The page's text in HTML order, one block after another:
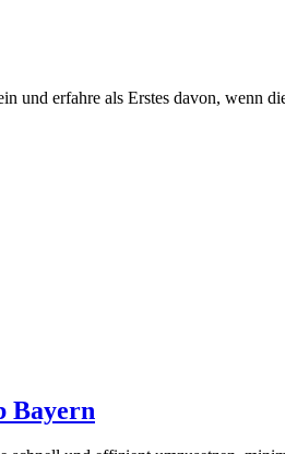
und erfahre als Erstes davon, wenn
Bayern